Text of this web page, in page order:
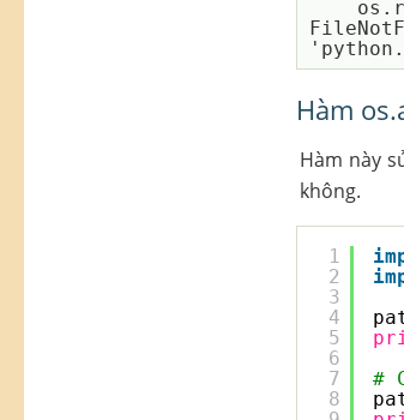
Hàm
Hàm này
không.
1
2
3
4
5
6
7
8
#